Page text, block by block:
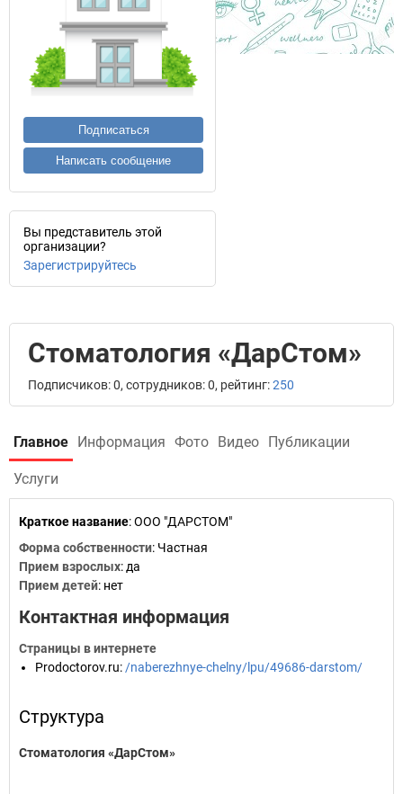
Подписаться
Написать сообщение
Вы представитель этой
организации?
Зарегистрируйтесь
Стоматология «ДарСтом»
Подписчиков: 0, сотрудников: 0, рейтинг:250
Главное Информация Фото Видео Публикации
Услуги
Краткое название:ООО "ДАРСТОМ"
Форма собственности: Частная
Прием взрослых: да
Прием детей: нет
Контактная информация
Страницы в интернете
Prodoctorov.ru: /naberezhnye-chelny/lpu/49686-darstom/
Структура
Стоматология «ДарСтом»